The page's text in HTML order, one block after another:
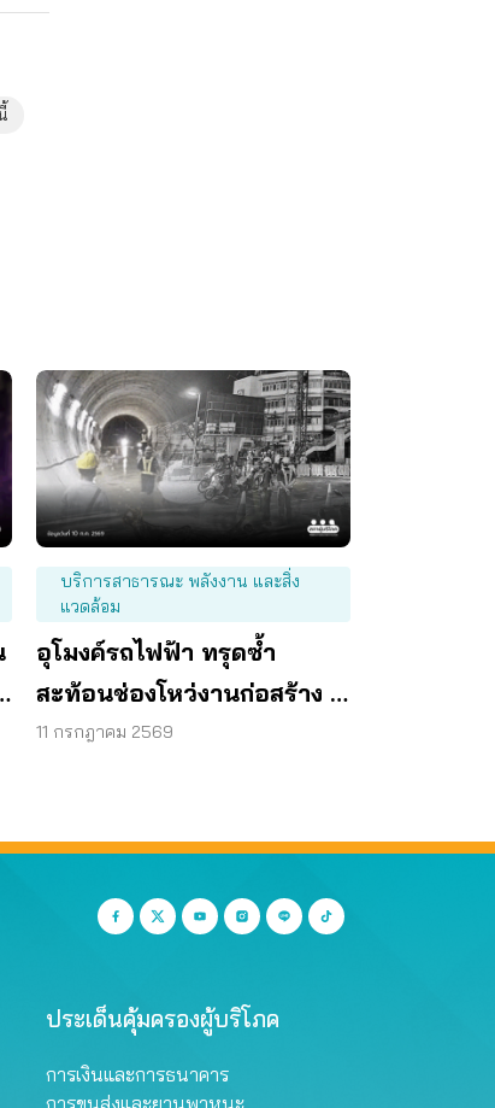
บริการสาธารณะ พลังงาน และสิ่ง
แวดล้อม
อุโมงค์รถไฟฟ้า ทรุดซ้ำ
สะท้อนช่องโหว่งานก่อสร้าง จี้
ตรวจโครงสร้างใต้ดินทั้งระบบ
11 กรกฎาคม 2569
ประเด็นคุ้มครองผู้บริโภค
การเงินและการธนาคาร